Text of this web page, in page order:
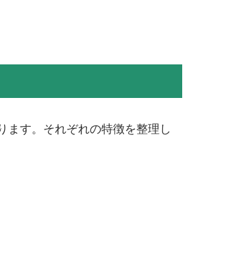
ます。それぞれの特徴を整理し